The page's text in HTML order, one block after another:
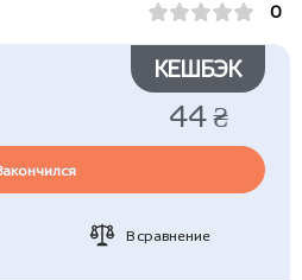
0
КЕШБЭК
44 ₴
В сравнение